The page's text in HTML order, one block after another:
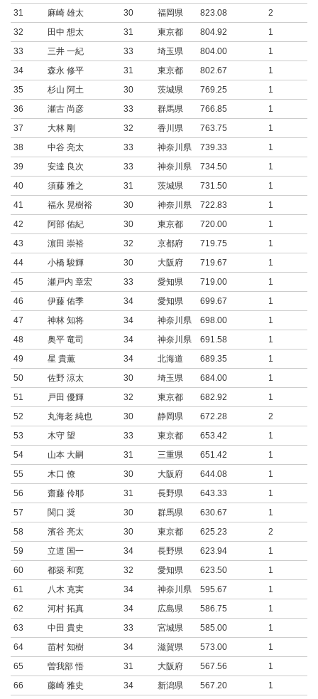
31
麻崎 雄太 30 福岡県 823.08
2
32
田中 想太 31 東京都 804.92
1
33
三井 一紀 33 埼玉県 804.00
1
34
森永 修平 31 東京都 802.67
1
35
杉山 阿土 30 茨城県 769.25
1
36
瀬古 尚彦 33 群馬県 766.85
1
37
大林 剛 32 香川県 763.75
1
38
中谷 亮太 33 神奈川県 739.33
1
39
安達 良次 33 神奈川県 734.50
1
40
須藤 雅之 31 茨城県 731.50
1
41
福永 晃樹裕 30 神奈川県 722.83
1
42
阿部 佑紀 30 東京都 720.00
1
43
濵田 崇裕 32 京都府 719.75
1
44
小橋 駿輝 30 大阪府 719.67
1
45
瀬戸内 章宏 33 愛知県 719.00
1
46
伊藤 佑季 34 愛知県 699.67
1
47
神林 知将 34 神奈川県 698.00
1
48
奥平 竜司 34 神奈川県 691.58
1
49
星 貴薫 34 北海道 689.35
1
50
佐野 涼太 30 埼玉県 684.00
1
51
戸田 優輝 32 東京都 682.92
1
52
丸海老 純也 30 静岡県 672.28
2
53
木守 望 33 東京都 653.42
1
54
山本 大嗣 31 三重県 651.42
1
55
木口 僚 30 大阪府 644.08
1
56
齋藤 伶耶 31 長野県 643.33
1
57
関口 奨 30 群馬県 630.67
1
58
濱谷 亮太 30 東京都 625.23
2
59
立道 国一 34 長野県 623.94
1
60
都築 和寛 32 愛知県 623.50
1
61
八木 克実 34 神奈川県 595.67
1
62
河村 拓真 34 広島県 586.75
1
63
中田 貴史 33 宮城県 585.00
1
64
苗村 知樹 34 滋賀県 573.00
1
65
曽我部 悟 31 大阪府 567.56
1
66
藤崎 雅史 34 新潟県 567.20
1